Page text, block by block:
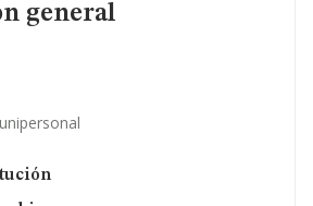
general